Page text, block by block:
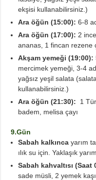
ekşisi kullanabilirsiniz.)
Ara öğün (15:00): 6-8
Ara öğün (17:00): 2
ananas, 1 fincan rezene
Akşam yemeği (19:00):
mercimek yemeği, 3-4
yağsız yeşil salata
kullanabilirsiniz.)
Ara öğün (21:30): 1
badem, melisa çayı
9.Gün
Sabah kalkınca yarım
ılık su için. Yaklaşık
Sabah kahvaltısı (Saat
sade müsli, 2 yemek